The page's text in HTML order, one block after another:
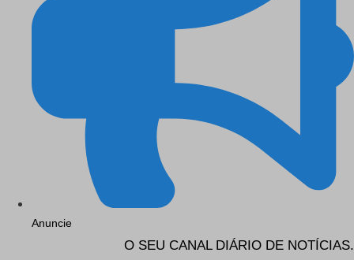
Anuncie
O SEU CANAL DIÁRIO DE NOTÍCIAS.